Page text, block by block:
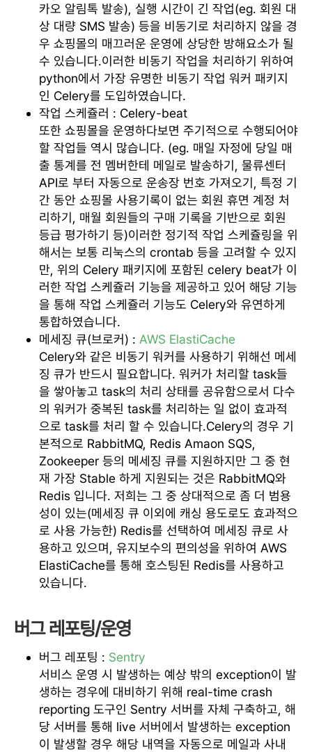
카오 알림톡 발송), 실행 시간이 긴 작업(eg. 회원 대
상 대량 SMS 발송) 등을 비동기로 처리하지 않을 경
우 쇼핑몰의 매끄러운 운영에 상당한 방해요소가 될
수 있습니다.이러한 비동기 작업을 처리하기 위하여
python에서 가장 유명한 비동기 작업 워커 패키지
인 Celery를 도입하였습니다.
작업 스케쥴러 : Celery-beat
또한 쇼핑몰을 운영하다보면 주기적으로 수행되어야
할 작업들 역시 많습니다. (eg. 매일 자정에 당일 매
출 통계를 전 멤버한테 메일로 발송하기, 물류센터
API로 부터 자동으로 운송장 번호 가져오기, 특정 기
간 동안 쇼핑몰 사용기록이 없는 회원 휴면 계정 처
리하기, 매월 회원들의 구매 기록을 기반으로 회원
등급 평가하기 등)이러한 정기적 작업 스케쥴링을 위
해서는 보통 리눅스의 crontab 등을 고려할 수 있지
만, 위의 Celery 패키지에 포함된 celery beat가 이
러한 작업 스케쥴러 기능을 제공하고 있어 해당 기능
을 통해 작업 스케쥴러 기능도 Celery와 유연하게
통합하였습니다.
메세징 큐(브로커) : AWS ElastiCache
Celery와 같은 비동기 워커를 사용하기 위해선 메세
징 큐가 반드시 필요합니다. 워커가 처리할 task들
을 쌓아놓고 task의 처리 상태를 공유함으로서 다수
의 워커가 중복된 task를 처리하는 일 없이 효과적
으로 task를 처리 할 수 있습니다.Celery의 경우 기
본적으로 RabbitMQ, Redis Amaon SQS,
Zookeeper 등의 메세징 큐를 지원하지만 그 중 현
재 가장 Stable 하게 지원되는 것은 RabbitMQ와
Redis 입니다. 저희는 그 중 상대적으로 좀 더 범용
성이 있는(메세징 큐 이외에 캐싱 용도로도 효과적으
로 사용 가능한) Redis를 선택하여 메세징 큐로 사
용하고 있으며, 유지보수의 편의성을 위하여 AWS
ElastiCache를 통해 호스팅된 Redis를 사용하고
있습니다.
버그 레포팅/운영
버그 레포팅 : Sentry
서비스 운영 시 발생하는 예상 밖의 exception이 발
생하는 경우에 대비하기 위해 real-time crash
reporting 도구인 Sentry 서버를 자체 구축하고, 해
당 서버를 통해 live 서버에서 발생하는 exception
이 발생할 경우 해당 내역을 자동으로 메일과 사내